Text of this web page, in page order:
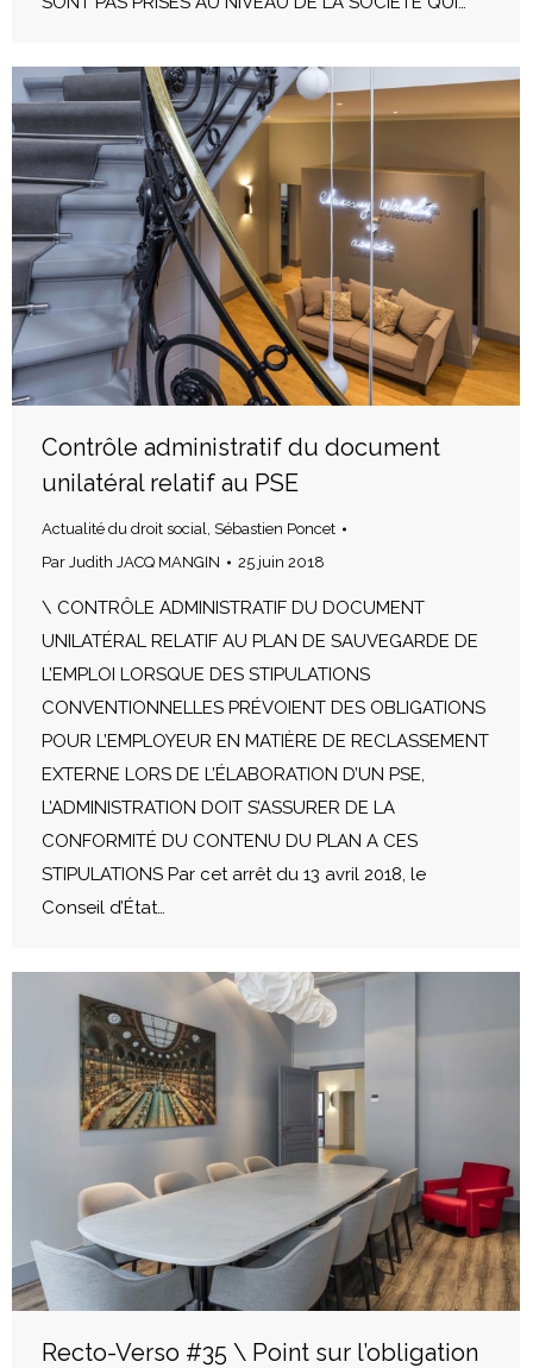
Contrôle administratif du document
unilatéral relatif au PSE
Actualité du droit social
Sébastien Poncet
Par Judith JACQ MANGIN 25 juin 2018
\ CONTRÔLE ADMINISTRATIF DU DOCUMENT
UNILATÉRAL RELATIF AU PLAN DE SAUVEGARDE DE
L’EMPLOI LORSQUE DES STIPULATIONS
CONVENTIONNELLES PRÉVOIENT DES OBLIGATIONS
POUR L’EMPLOYEUR EN MATIÈRE DE RECLASSEMENT
EXTERNE LORS DE L’ÉLABORATION D’UN PSE,
L’ADMINISTRATION DOIT S’ASSURER DE LA
CONFORMITÉ DU CONTENU DU PLAN A CES
STIPULATIONS Par cet arrêt du 13 avril 2018, le
Conseil d’État…
Recto-Verso #35 \ Point sur l’obligation